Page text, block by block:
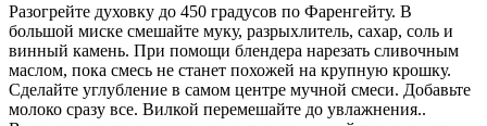
Разогрейте духовку до 450 градусов по Фаренгейту. В
большой миске смешайте муку, разрыхлитель, сахар, соль и
винный камень. При помощи блендера нарезать сливочным
маслом, пока смесь не станет похожей на крупную крошку.
Сделайте углубление в самом центре мучной смеси. Добавьте
молоко сразу все. Вилкой перемешайте до увлажнения..